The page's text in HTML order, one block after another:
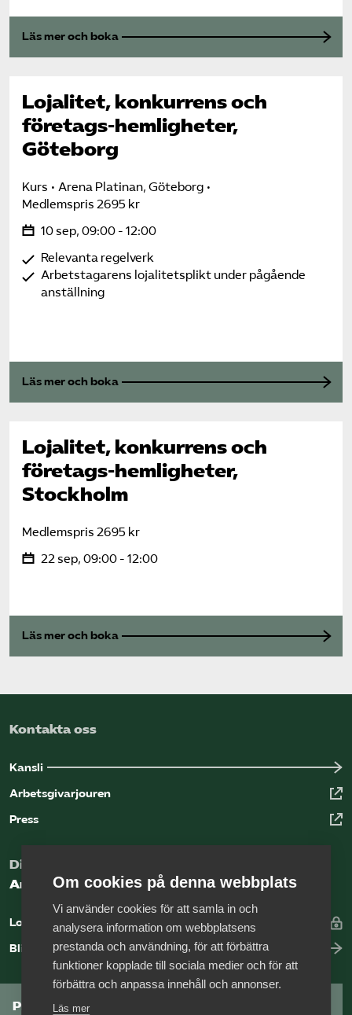
Läs mer och boka
Lojalitet, konkurrens och
företags-hemligheter,
Göteborg
Kurs
Arena Platinan, Göteborg
Medlemspris 2695 kr
10 sep, 09:00 - 12:00
Relevanta regelverk
Arbetstagarens lojalitetsplikt under pågående
anställning
Läs mer och boka
Lojalitet, konkurrens och
företags-hemligheter,
Stockholm
Medlemspris 2695 kr
22 sep, 09:00 - 12:00
Läs mer och boka
Kontakta oss
Kansli
Arbetsgivarjouren
Press
Digital kunskapsbank för arbetsgivare
Arbetsgivarguiden
Logga in
Bli medlem
Prenumerera på Tågföretagens
Om cookies på denna webbplats
Vi använder cookies för att samla in och
analysera information om webbplatsens
prestanda och användning, för att förbättra
funktioner kopplade till sociala medier och för att
förbättra och anpassa innehåll och annonser.
Läs mer